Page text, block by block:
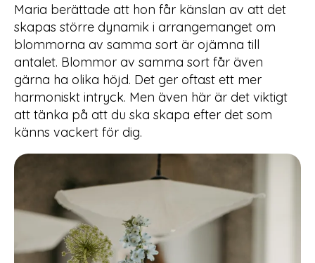
Maria berättade att hon får känslan av att det
skapas större dynamik i arrangemanget om
blommorna av samma sort är ojämna till
antalet. Blommor av samma sort får även
gärna ha olika höjd. Det ger oftast ett mer
harmoniskt intryck. Men även här är det viktigt
att tänka på att du ska skapa efter det som
känns vackert för dig.